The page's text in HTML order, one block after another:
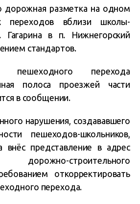
дорожная разметка на одном
переходов вблизи школы-
Гагарина в п. Нижнегорский
стандартов.
пешеходного перехода
полоса проезжей части
в сообщении.
нарушения, создававшего
пешеходов-школьников,
внёс представление в адрес
дорожно-строительного
откорректировать
перехода.